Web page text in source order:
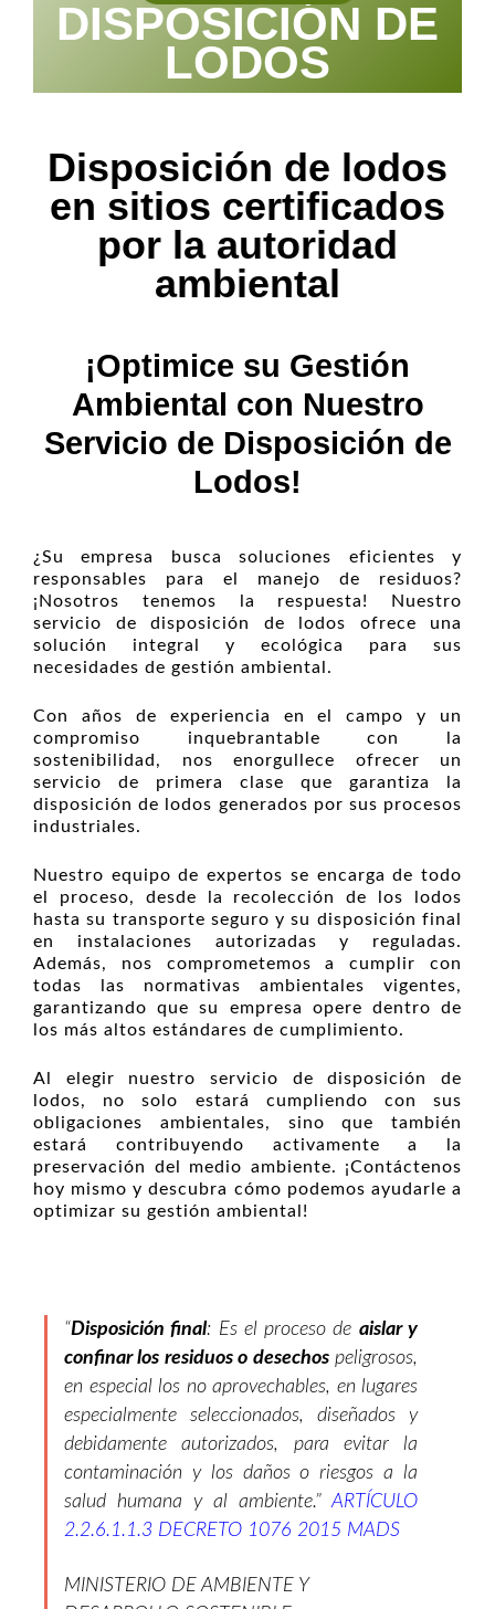
DISPOSICIÓN DE
LODOS
Disposición de lodos
en sitios certificados
por la autoridad
ambiental
¡Optimice su Gestión
Ambiental con Nuestro
Servicio de Disposición de
Lodos!
¿Su empresa busca soluciones eficientes y
responsables para el manejo de residuos?
¡Nosotros tenemos la respuesta! Nuestro
servicio de disposición de lodos ofrece una
solución integral y ecológica para sus
necesidades de gestión ambiental.
Con años de experiencia en el campo y un
compromiso inquebrantable con la
sostenibilidad, nos enorgullece ofrecer un
servicio de primera clase que garantiza la
disposición de lodos generados por sus procesos
industriales.
Nuestro equipo de expertos se encarga de todo
el proceso, desde la recolección de los lodos
hasta su transporte seguro y su disposición final
en instalaciones autorizadas y reguladas.
Además, nos comprometemos a cumplir con
todas las normativas ambientales vigentes,
garantizando que su empresa opere dentro de
los más altos estándares de cumplimiento.
Al elegir nuestro servicio de disposición de
lodos, no solo estará cumpliendo con sus
obligaciones ambientales, sino que también
estará contribuyendo activamente a la
preservación del medio ambiente. ¡Contáctenos
hoy mismo y descubra cómo podemos ayudarle a
optimizar su gestión ambiental!
“Disposición final: Es el proceso de aislar y
confinar los residuos o desechospeligrosos,
en especial los no aprovechables, en lugares
especialmente seleccionados, diseñados y
debidamente autorizados, para evitar la
contaminación y los daños o riesgos a la
salud humana y al ambiente.”ARTÍCULO
2.2.6.1.1.3 DECRETO 1076 2015 MADS
MINISTERIO DE AMBIENTE Y